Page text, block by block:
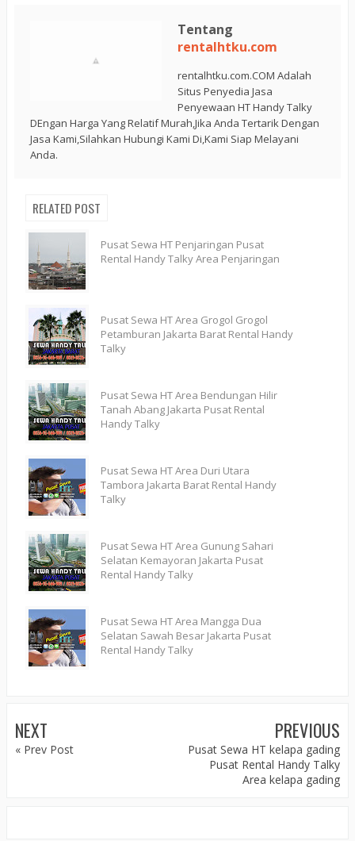
Tentang
rentalhtku.com
rentalhtku.com.COM Adalah
Situs Penyedia Jasa
Penyewaan HT Handy Talky
DEngan Harga Yang Relatif Murah,Jika Anda Tertarik Dengan
Jasa Kami,Silahkan Hubungi Kami Di,Kami Siap Melayani
Anda.
RELATED POST
Pusat Sewa HT Penjaringan Pusat
Rental Handy Talky Area Penjaringan
Pusat Sewa HT Area Grogol Grogol
Petamburan Jakarta Barat Rental Handy
Talky
Pusat Sewa HT Area Bendungan Hilir
Tanah Abang Jakarta Pusat Rental
Handy Talky
Pusat Sewa HT Area Duri Utara
Tambora Jakarta Barat Rental Handy
Talky
Pusat Sewa HT Area Gunung Sahari
Selatan Kemayoran Jakarta Pusat
Rental Handy Talky
Pusat Sewa HT Area Mangga Dua
Selatan Sawah Besar Jakarta Pusat
Rental Handy Talky
NEXT
« Prev Post
PREVIOUS
Pusat Sewa HT kelapa gading
Pusat Rental Handy Talky
Area kelapa gading